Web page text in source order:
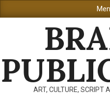
to
Navigation
ART, CULTURE, SCRIPT